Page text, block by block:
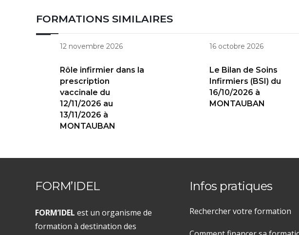
FORMATIONS SIMILAIRES
12 novembre 2026
Rôle infirmier dans la
prescription
vaccinale du
12/11/2026 au
13/11/2026 à
MONTAUBAN
16 octobre 2026
Le Bilan de Soins
Infirmiers (BSI) du
16/10/2026 à
MONTAUBAN
FORM’IDEL
FORM’IDEL est un organisme de
formation à destination des
Infos pratiques
Rechercher votre formation